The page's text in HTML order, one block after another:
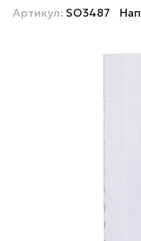
Артикул: SO3487